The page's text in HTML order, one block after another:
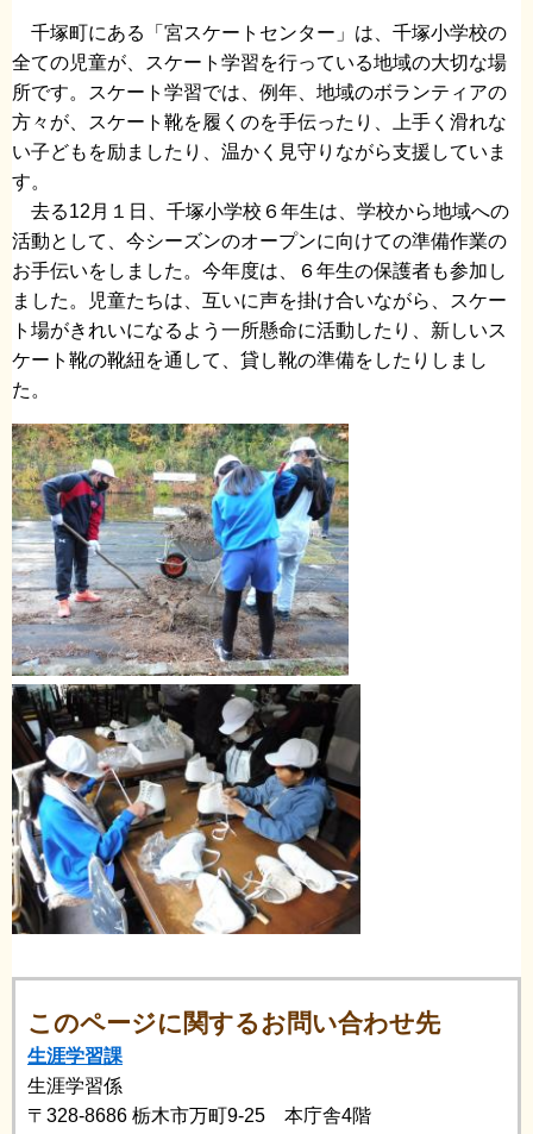
千塚町にある「宮スケートセンター」は、千塚小学校の
全ての児童が、スケート学習を行っている地域の大切な場
所です。スケート学習では、例年、地域のボランティアの
方々が、スケート靴を履くのを手伝ったり、上手く滑れな
い子どもを励ましたり、温かく見守りながら支援していま
す。
去る12月１日、千塚小学校６年生は、学校から地域への
活動として、今シーズンのオープンに向けての準備作業の
お手伝いをしました。今年度は、６年生の保護者も参加し
ました。児童たちは、互いに声を掛け合いながら、スケー
ト場がきれいになるよう一所懸命に活動したり、新しいス
ケート靴の靴紐を通して、貸し靴の準備をしたりしまし
た。
このページに関するお問い合わせ先
生涯学習課
生涯学習係
〒328-8686 栃木市万町9-25 本庁舎4階